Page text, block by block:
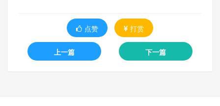
点赞 打赏
上一篇 下一篇